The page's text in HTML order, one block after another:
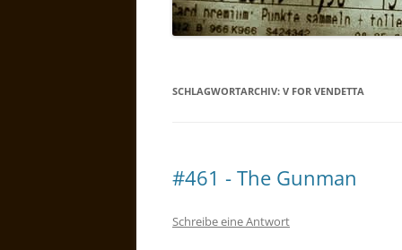
SCHLAGWORTARCHIV: V FOR VENDETTA
#461 - The Gunman
Schreibe eine Antwort